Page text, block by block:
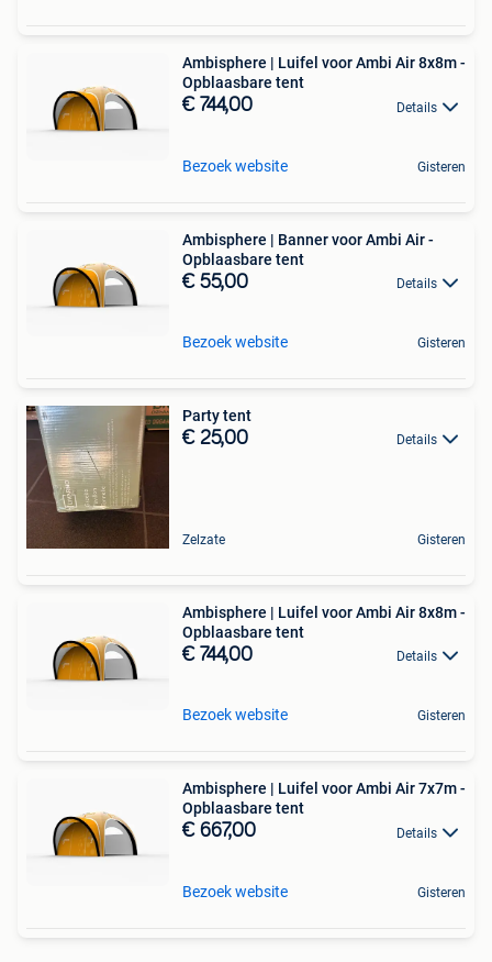
Ambisphere | Luifel voor Ambi Air 8x8m -
Opblaasbare tent
€ 744,00 Details
Bezoek website Gisteren
Ambisphere | Banner voor Ambi Air -
Opblaasbare tent
€ 55,00 Details
Bezoek website Gisteren
Party tent
€ 25,00 Details
Zelzate Gisteren
Ambisphere | Luifel voor Ambi Air 8x8m -
Opblaasbare tent
€ 744,00 Details
Bezoek website Gisteren
Ambisphere | Luifel voor Ambi Air 7x7m -
Opblaasbare tent
€ 667,00 Details
Bezoek website Gisteren